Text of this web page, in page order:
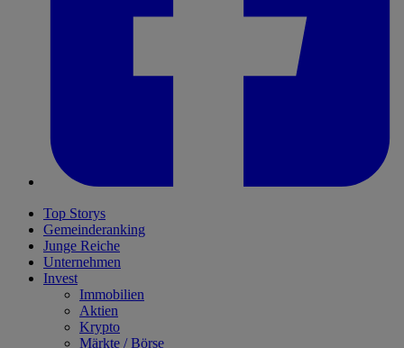
Top Storys
Gemeinderanking
Junge Reiche
Unternehmen
Invest
Immobilien
Aktien
Krypto
Märkte / Börse